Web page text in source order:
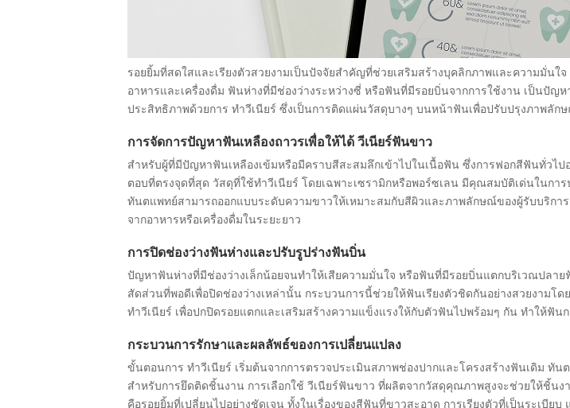
รอยยิ้มที่สดใสและเรียงตัวสวยงามเป็นปัจจัยสำคัญที่ช่วยเสริมสร้างบุคลิกภาพและความมั่น
อาหารและเครื่องดื่ม ฟันห่างที่มีช่องว่างระหว่างซี่ หรือฟันที่มีรอยบิ่นจากการใช้งาน เป็นปั
ประสิทธิภาพด้วยการ ทำวีเนียร์ ซึ่งเป็นการติดแผ่นวัสดุบางๆ บนหน้าฟันเพื่อปรับปรุงภาพลัก
การจัดการปัญหาฟันเหลืองถาวรเพื่อให้ได้ วีเนียร์ฟันขาว
สำหรับผู้ที่มีปัญหาฟันเหลืองเข้มหรือมีคราบสีสะสมลึกเข้าไปในเนื้อฟัน ซึ่งการฟอกสีฟันทั่วไป
ตอบที่ตรงจุดที่สุด วัสดุที่ใช้ทำวีเนียร์ โดยเฉพาะเซรามิกหรือพอร์ซเลน มีคุณสมบัติเด่นในก
ทันตแพทย์สามารถออกแบบระดับความขาวให้เหมาะสมกับสีผิวและภาพลักษณ์ของผู้รับบริการ
จากอาหารหรือเครื่องดื่มในระยะยาว
การปิดช่องว่างฟันห่างและปรับรูปร่างฟันบิ่น
ปัญหาฟันห่างที่มีช่องว่างเล็กน้อยจนทำให้เสียความมั่นใจ หรือฟันที่มีรอยบิ่นแตกบริเวณปลา
สัดส่วนที่พอดีเพื่อปิดช่องว่างเหล่านั้น กระบวนการนี้ช่วยให้ฟันเรียงตัวชิดกันอย่างสวยงาม
ทำวีเนียร์ เพื่อปกปิดรอยแตกและเสริมสร้างความแข็งแรงให้กับตัวฟันไปพร้อมๆ กัน ทำให้ฟั
กระบวนการรักษาและผลลัพธ์ของการเปลี่ยนแปลง
ขั้นตอนการ ทำวีเนียร์ เริ่มต้นจากการตรวจประเมินสภาพช่องปากและโครงสร้างฟันเดิม ทัน
สำหรับการยึดติดชิ้นงาน การเลือกใช้ วีเนียร์ฟันขาว ที่ผลิตจากวัสดุคุณภาพสูงจะช่วยให้ชิ้น
คือรอยยิ้มที่เปลี่ยนไปอย่างชัดเจน ทั้งในเรื่องของสีฟันที่ขาวสะอาด การเรียงตัวที่เป็นระเบียบ